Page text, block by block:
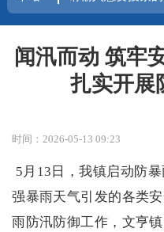
闻汛而动 筑
扎实开展
时间：2026-05-13 09:23
5月13日，我镇启动防
强暴雨天气引发的各类
雨防汛防御工作，文亨